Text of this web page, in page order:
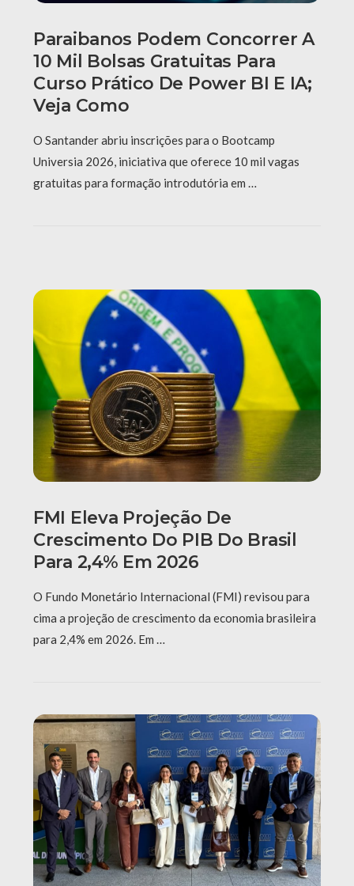
Paraibanos Podem Concorrer A
10 Mil Bolsas Gratuitas Para
Curso Prático De Power BI E IA;
Veja Como
O Santander abriu inscrições para o Bootcamp
Universia 2026, iniciativa que oferece 10 mil vagas
gratuitas para formação introdutória em …
FMI Eleva Projeção De
Crescimento Do PIB Do Brasil
Para 2,4% Em 2026
O Fundo Monetário Internacional (FMI) revisou para
cima a projeção de crescimento da economia brasileira
para 2,4% em 2026. Em …